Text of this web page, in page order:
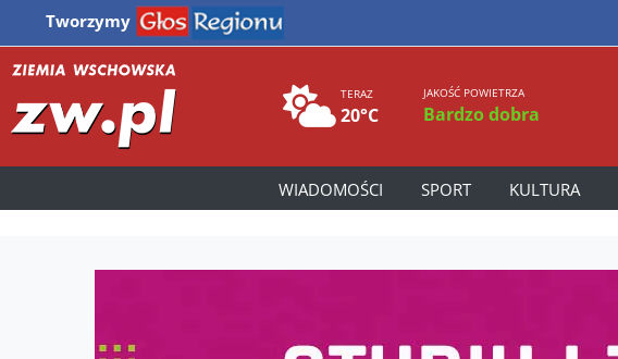
Tworzymy
TERAZ
20°C
JAKOŚĆ POWIETRZA
Bardzo dobra
WIADOMOŚCI SPORT KULTURA